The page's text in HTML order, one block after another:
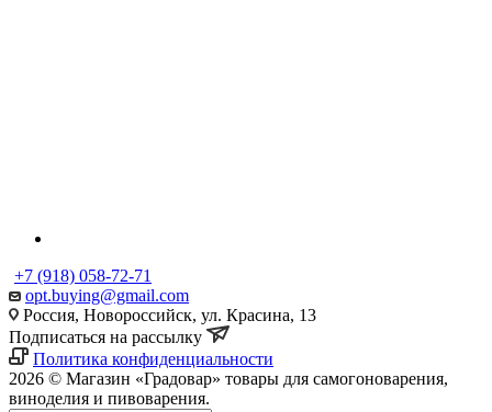
+7 (918) 058-72-71
opt.buying@gmail.com
Россия, Новороссийск, ул. Красина, 13
Подписаться на рассылку
Политика конфиденциальности
2026 © Магазин «Градовар» товары для самогоноварения,
виноделия и пивоварения.